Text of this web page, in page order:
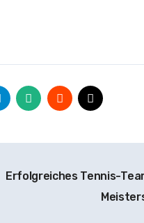
Erfolgreiches Tennis-